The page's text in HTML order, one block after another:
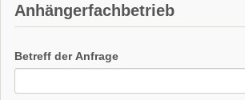
Anhängerfachbetrieb
Betreff der Anfrage